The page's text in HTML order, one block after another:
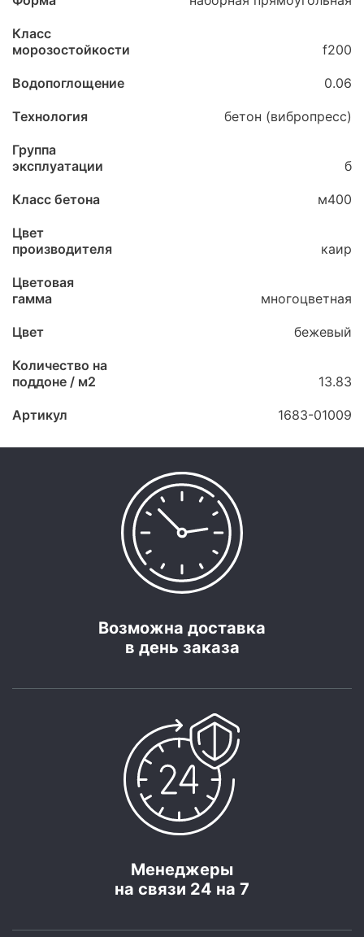
Класс
морозостойкости
f200
Водопоглощение 0.06
Технология бетон (вибропресс)
Группа
эксплуатации
б
Класс бетона м400
Цвет
производителя
каир
Цветовая
гамма
многоцветная
Цвет бежевый
Количество на
поддоне / м2
13.83
Артикул 1683-01009
Возможна доставка
в день заказа
Менеджеры
на связи 24 на 7